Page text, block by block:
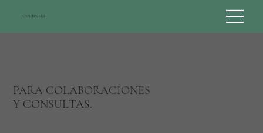
CULTINARI
PARA COLABORACIONES
Y CONSULTAS.